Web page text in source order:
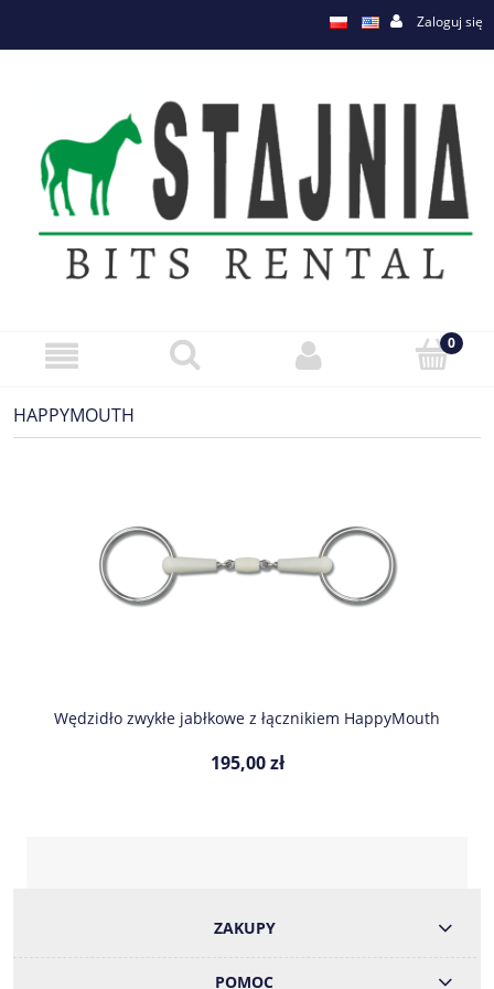
Zaloguj się
HAPPYMOUTH
Wędzidło zwykłe jabłkowe z łącznikiem HappyMouth
195,00 zł
ZAKUPY
POMOC